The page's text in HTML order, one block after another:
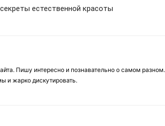
естественной красоты
Пишу интересно и познавательно о самом
и жарко дискутировать.